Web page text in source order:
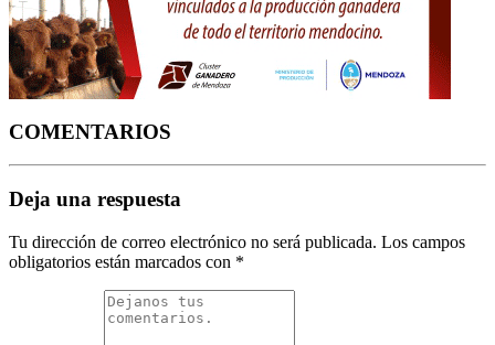
COMENTARIOS
Deja una respuesta
Tu dirección de correo electrónico no será publicada. Los campos
obligatorios están marcados con *